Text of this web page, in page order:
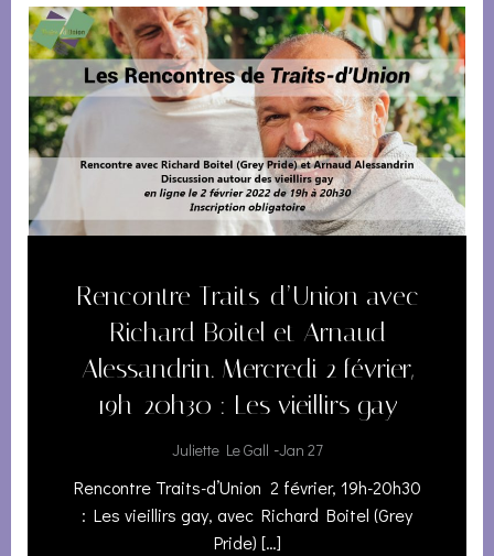
Rencontre Traits-d’Union avec
Richard Boitel et Arnaud
Alessandrin. Mercredi 2 février,
19h-20h30 : Les vieillirs gay
Juliette Le Gall -Jan 27
Rencontre Traits-d’Union 2 février, 19h-20h30
: Les vieillirs gay, avec Richard Boitel (Grey
Pride) […]